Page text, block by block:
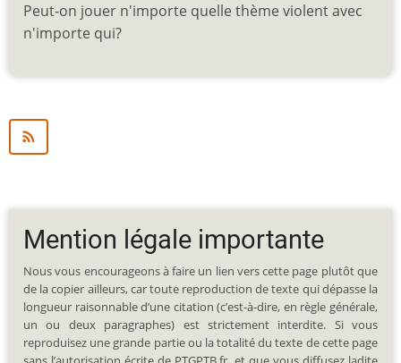
Peut-on jouer n'importe quelle thème violent avec
n'importe qui?
Mention légale importante
Nous vous encourageons à faire un lien vers cette page plutôt que
de la copier ailleurs, car toute reproduction de texte qui dépasse la
longueur raisonnable d’une citation (c’est-à-dire, en règle générale,
un ou deux paragraphes) est strictement interdite. Si vous
reproduisez une grande partie ou la totalité du texte de cette page